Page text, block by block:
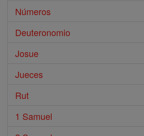
Números
Deuteronomio
Josue
Jueces
Rut
1 Samuel